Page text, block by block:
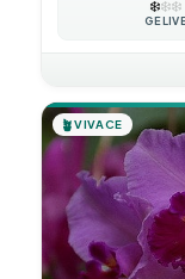
❄️❄️❄️
🪴VIVACE